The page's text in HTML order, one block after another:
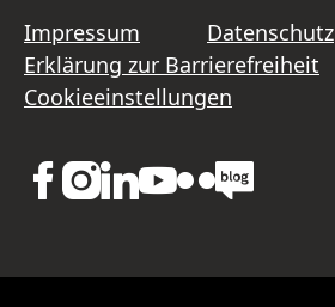
Impressum
Datenschutz
Erklärung zur Barrierefreiheit
Cookieeinstellungen